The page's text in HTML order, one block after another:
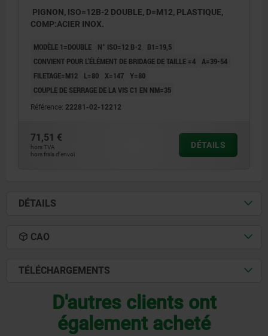
PIGNON, ISO=12B-2 DOUBLE, D=M12, PLASTIQUE,
COMP:ACIER INOX.
MODÈLE 1=DOUBLE N° ISO=12 B-2
B1=19,5
CONVIENT POUR L’ÉLÉMENT DE BRIDAGE DE TAILLE =4 A=39-54
FILETAGE=M12
L=80 X=147 Y=80
COUPLE DE SERRAGE DE LA VIS C1 EN NM=35
Référence: 22281-02-12212
71,51 €
hors TVA
hors frais d’envoi
DÉTAILS
DÉTAILS
CAO
TÉLÉCHARGEMENTS
D'autres clients ont
également acheté